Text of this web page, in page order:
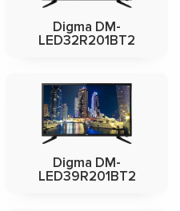
Digma DM-
LED32R201BT2
Digma DM-
LED39R201BT2